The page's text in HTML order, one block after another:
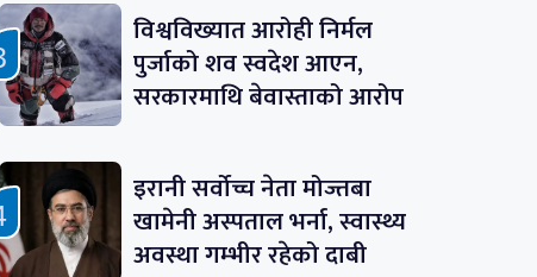
विश्वविख्यात आरोही निर्मल
पुर्जाको शव स्वदेश आएन,
सरकारमाथि बेवास्ताको आरोप
इरानी सर्वोच्च नेता मोज्तबा
खामेनी अस्पताल भर्ना, स्वास्थ्य
अवस्था गम्भीर रहेको दाबी